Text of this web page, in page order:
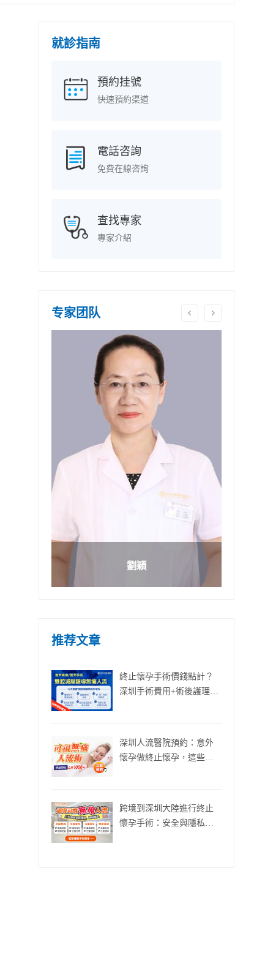
就診指南
預約挂號
快速預約渠道
電話咨詢
免費在線咨詢
查找專家
專家介紹
专家团队
劉穎
推荐文章
終止懷孕手術價錢點計？
深圳手術費用+術後護理一
深圳人流醫院預約：意外
懷孕做終止懷孕，這些知
跨境到深圳大陸進行終止
懷孕手術：安全與隱私能